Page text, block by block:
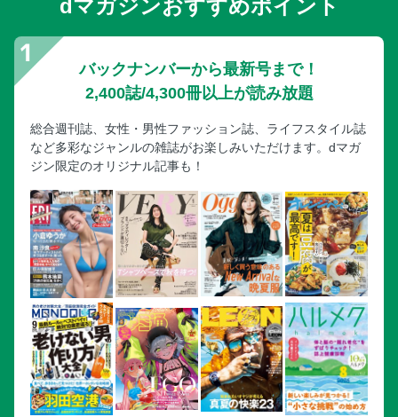
美輪明宏さん（享年91）心に輝き続ける金言8
マ「勿忘草の咲く町で〜安曇野診療記〜」
2026年上半期ば・く・れ・つトピックス
《デジタル限定》今週のフォトニュースぷらす
dマガジンおすすめポイント
バックナンバーから最新号まで！
2,400誌/4,300冊以上が読み放題
総合週刊誌、女性・男性ファッション誌、ライフスタイル誌
など多彩なジャンルの雑誌がお楽しみいただけます。dマガ
ジン限定のオリジナル記事も！